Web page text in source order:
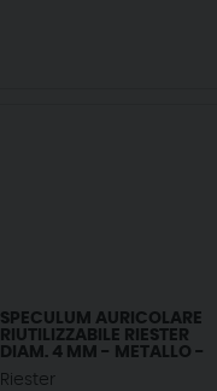
SPECULUM AURICOLARE
RIUTILIZZABILE RIESTER
DIAM. 4 MM - METALLO -
10881
Riester